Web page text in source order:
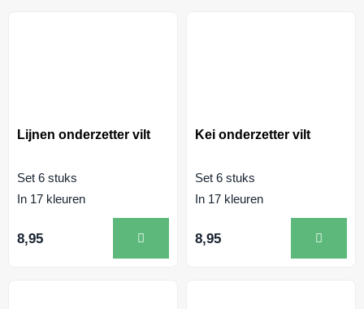
Lijnen onderzetter vilt
Set 6 stuks
In 17 kleuren
8,95
Kei onderzetter vilt
Set 6 stuks
In 17 kleuren
8,95